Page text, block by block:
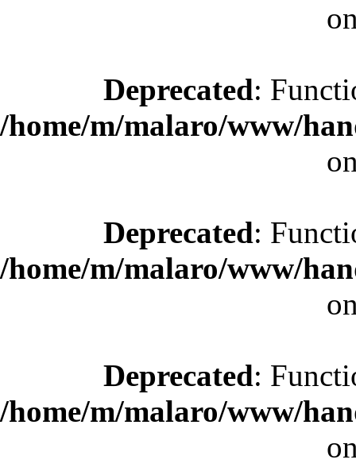
Deprecated:
/home/m/malaro/www/
Deprecated:
/home/m/malaro/www/
Deprecated:
/home/m/malaro/www/